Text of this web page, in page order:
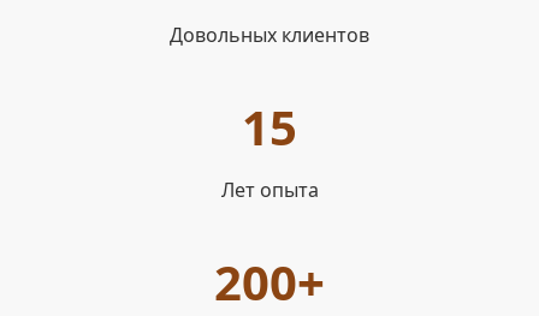
Довольных клиентов
15
Лет опыта
200+